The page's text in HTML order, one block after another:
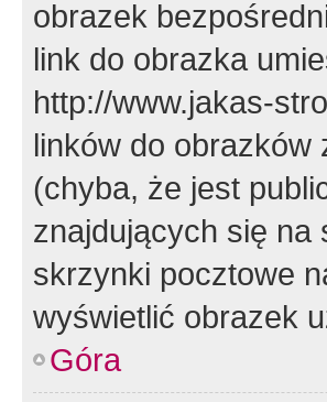
obrazek
link do obrazka
http://www.jakas-
linków do obrazków
(chyba, że jest
znajdujących się na
skrzynki pocztowe
wyświetlić obrazek
Góra